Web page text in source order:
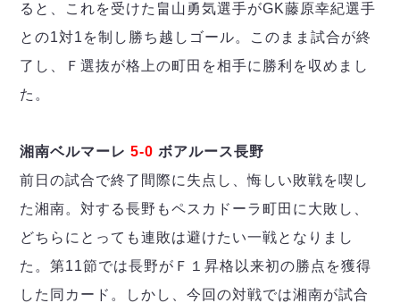
ると、これを受けた畠山勇気選手がGK藤原幸紀選手
との1対1を制し勝ち越しゴール。このまま試合が終
了し、Ｆ選抜が格上の町田を相手に勝利を収めまし
た。
湘南ベルマーレ5-0 ボアルース長野
前日の試合で終了間際に失点し、悔しい敗戦を喫し
た湘南。対する長野もペスカドーラ町田に大敗し、
どちらにとっても連敗は避けたい一戦となりまし
た。第11節では長野がＦ１昇格以来初の勝点を獲得
した同カード。しかし、今回の対戦では湘南が試合